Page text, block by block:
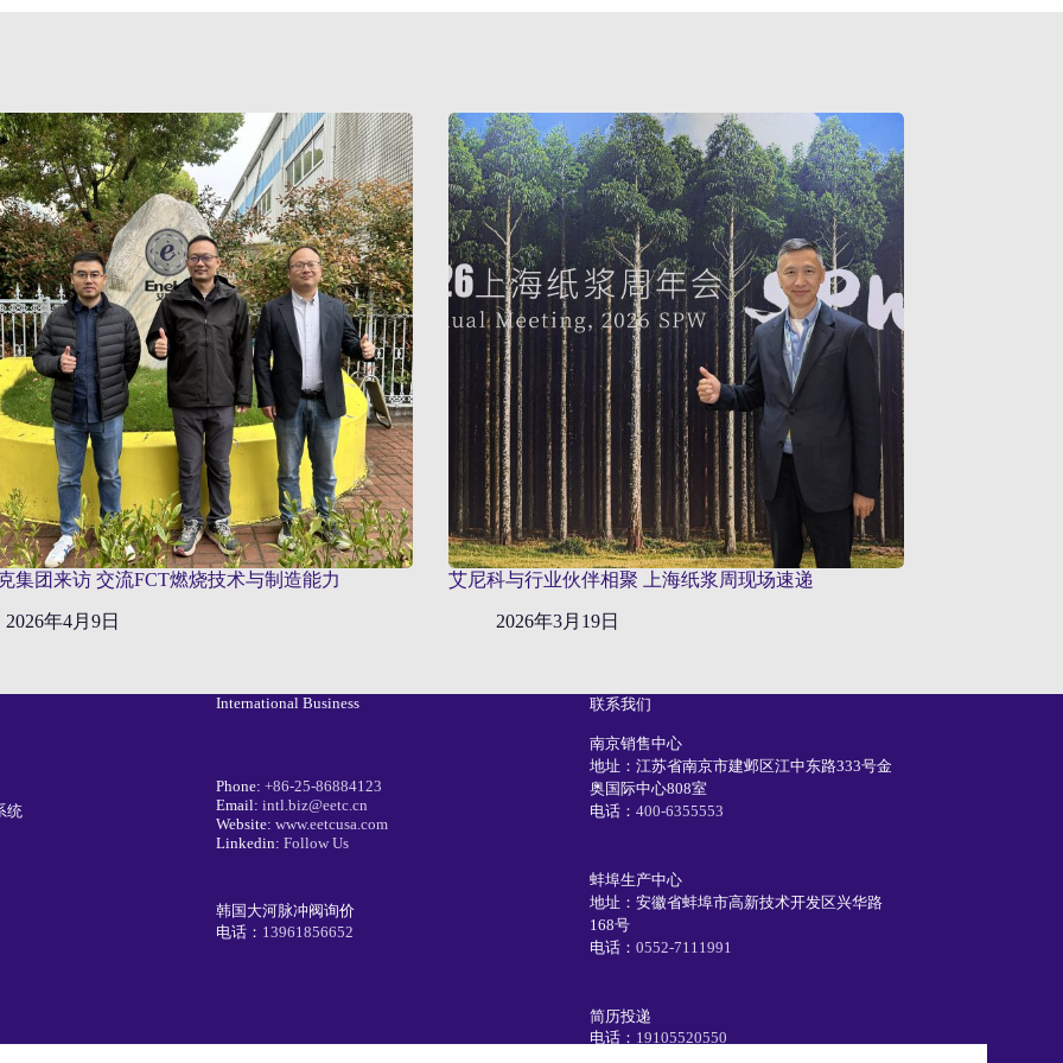
集团来访 交流FCT燃烧技术与制造能力
2026年4月9日
艾尼科与行业伙伴相聚 上海纸浆周现场速递
2026年3月19日
统
International Business
Phone: +86-25-86884123
Email: intl.biz@eetc.cn
Website: www.eetcusa.com
Linkedin: Follow Us
韩国大河脉冲阀询价
电话： 13961856652
联系我们
南京销售中心
地址：江苏省南京市建邺区江中东路333号金
奥国际中心808室
电话： 400-6355553
蚌埠生产中心
地址：安徽省蚌埠市高新技术开发区兴华路
168号
电话： 0552-7111991
简历投递
电话： 19105520550